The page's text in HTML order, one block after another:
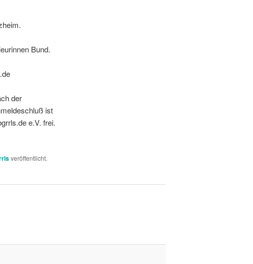
Bund.
der
ist
e.V. frei.
veröffentlicht.